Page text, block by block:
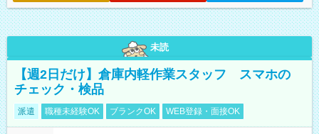
未読
【週2日だけ】倉庫内軽作業スタッフ スマホの
チェック・検品
派遣 職種未経験OK ブランクOK WEB登録・面接OK